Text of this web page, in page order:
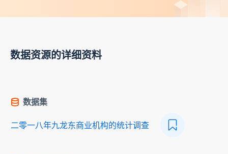
数据资源的详细资料
数据集
二零一八年九龙东商业机构的统计调查